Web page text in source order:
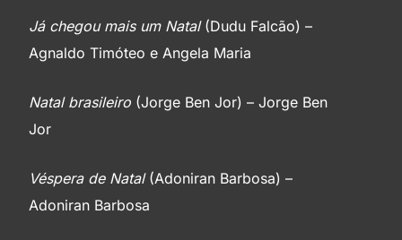
Já chegou mais um Natal (Dudu Falcão) –
Agnaldo Timóteo e Angela Maria
Natal brasileiro (Jorge Ben Jor) – Jorge Ben
Jor
Véspera de Natal(Adoniran Barbosa) –
Adoniran Barbosa